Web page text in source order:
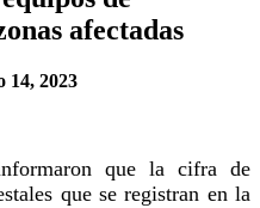
afectadas
14, 2023
que la cifra de
que se registran en la